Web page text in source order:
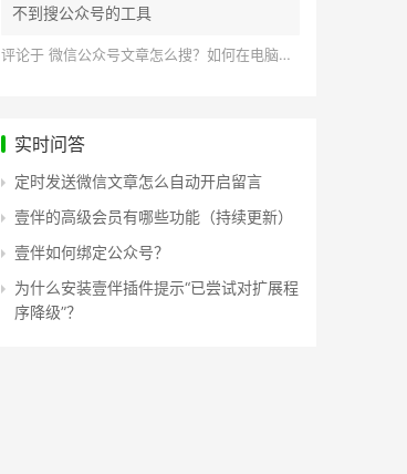
不到搜公众号的工具
评论于 微信公众号文章怎么搜？如何在电脑上搜索公众号文章？
实时问答
定时发送微信文章怎么自动开启留言
壹伴的高级会员有哪些功能（持续更新）
壹伴如何绑定公众号？
为什么安装壹伴插件提示“已尝试对扩展程
序降级”？